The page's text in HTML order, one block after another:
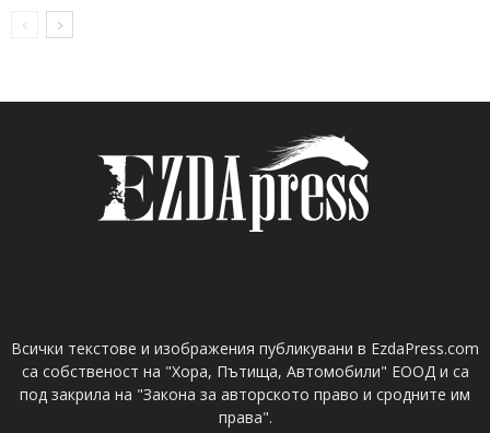
Всички текстове и изображения публикувани в EzdaPress.com
са собственост на "Хора, Пътища, Автомобили" ЕООД и са
под закрила на "Закона за авторското право и сродните им
права".